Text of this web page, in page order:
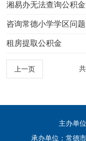
湘易办无法查询公积
咨询常德小学学区问题
租房提取公积金
上一页
主办单
承办单位：常德